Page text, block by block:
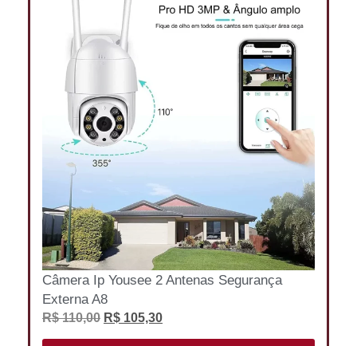
Câmera Ip Yousee 2 Antenas Segurança
Externa A8
R$110,00 R$ 105,30